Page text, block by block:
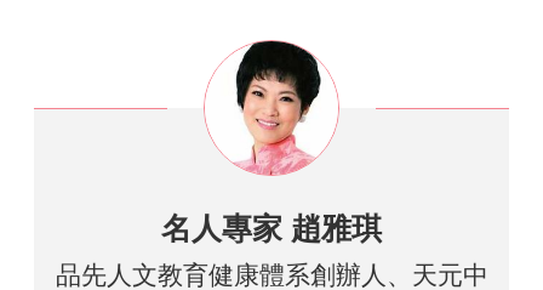
名人專家 趙雅琪
品先人文教育健康體系創辦人、天元中